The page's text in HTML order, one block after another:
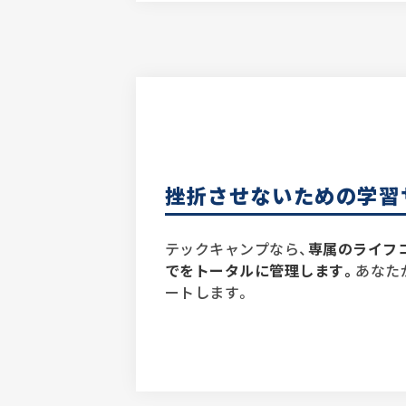
挫折させないための学
テックキャンプなら、専属のライフ
でをトータルに管理します。 あなた
ートします。